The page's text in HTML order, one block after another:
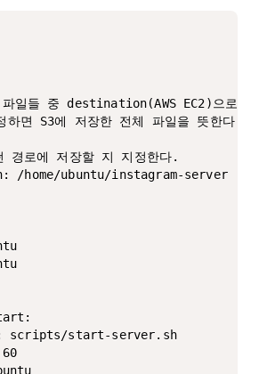
일들 중 destination(AWS EC2)으로 이
면 S3에 저장한 전체 파일을 뜻한다.
경로에 저장할 지 지정한다.
/home/ubuntu/instagram-server
scripts/start-server.sh
60